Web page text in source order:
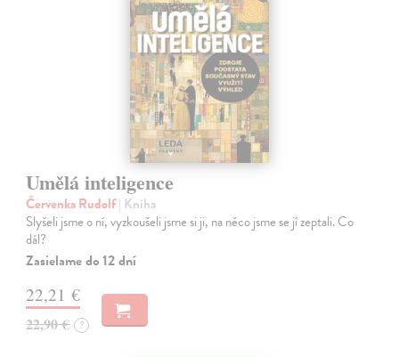
Umělá inteligence
Červenka Rudolf| Kniha
Slyšeli jsme o ní, vyzkoušeli jsme si ji, na něco jsme se jí zeptali. Co
dál?
Zasielame do 12 dní
22,21 €
22,90 € ?